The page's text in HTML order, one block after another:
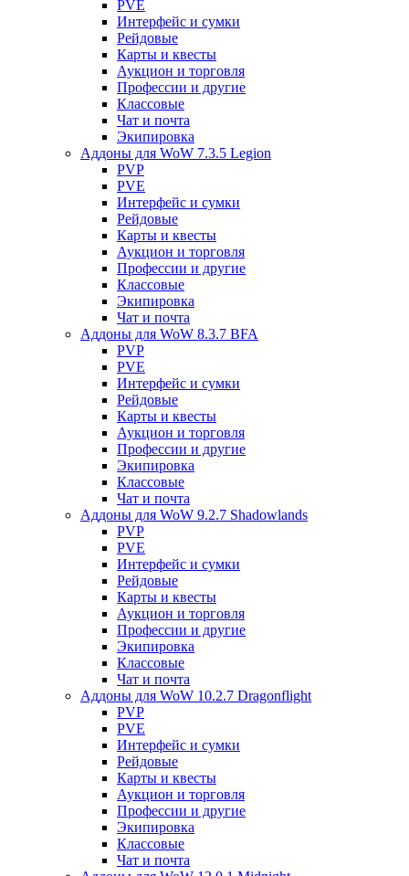
PVE
Интерфейс и сумки
Рейдовые
Карты и квесты
Аукцион и торговля
Профессии и другие
Классовые
Чат и почта
Экипировка
Аддоны для WoW 7.3.5 Legion
PVP
PVE
Интерфейс и сумки
Рейдовые
Карты и квесты
Аукцион и торговля
Профессии и другие
Классовые
Экипировка
Чат и почта
Аддоны для WoW 8.3.7 BFA
PVP
PVE
Интерфейс и сумки
Рейдовые
Карты и квесты
Аукцион и торговля
Профессии и другие
Экипировка
Классовые
Чат и почта
Аддоны для WoW 9.2.7 Shadowlands
PVP
PVE
Интерфейс и сумки
Рейдовые
Карты и квесты
Аукцион и торговля
Профессии и другие
Экипировка
Классовые
Чат и почта
Аддоны для WoW 10.2.7 Dragonflight
PVP
PVE
Интерфейс и сумки
Рейдовые
Карты и квесты
Аукцион и торговля
Профессии и другие
Экипировка
Классовые
Чат и почта